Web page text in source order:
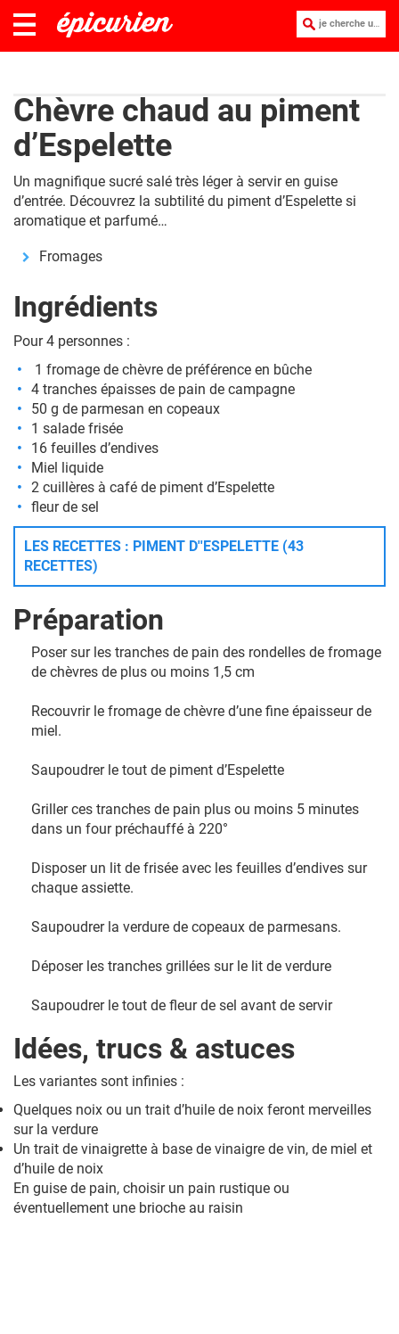
je cherche une recette :
Chèvre chaud au piment
d’Espelette
Un magnifique sucré salé très léger à servir en guise
d’entrée. Découvrez la subtilité du piment d’Espelette si
aromatique et parfumé…
Fromages
Ingrédients
Pour 4 personnes :
1 fromage de chèvre de préférence en bûche
4 tranches épaisses de pain de campagne
50 g de parmesan en copeaux
1 salade frisée
16 feuilles d’endives
Miel liquide
2 cuillères à café de piment d’Espelette
fleur de sel
LES RECETTES : PIMENT D''ESPELETTE (43
RECETTES)
Préparation
Poser sur les tranches de pain des rondelles de fromage
de chèvres de plus ou moins 1,5 cm
Recouvrir le fromage de chèvre d’une fine épaisseur de
miel.
Saupoudrer le tout de piment d’Espelette
Griller ces tranches de pain plus ou moins 5 minutes
dans un four préchauffé à 220°
Disposer un lit de frisée avec les feuilles d’endives sur
chaque assiette.
Saupoudrer la verdure de copeaux de parmesans.
Déposer les tranches grillées sur le lit de verdure
Saupoudrer le tout de fleur de sel avant de servir
Idées, trucs & astuces
Les variantes sont infinies :
Quelques noix ou un trait d’huile de noix feront merveilles
sur la verdure
Un trait de vinaigrette à base de vinaigre de vin, de miel et
d’huile de noix
En guise de pain, choisir un pain rustique ou
éventuellement une brioche au raisin